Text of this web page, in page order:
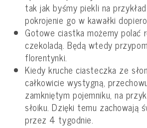
tak jak byśmy piekli na
pokrojenie go w kawałki
Gotowe ciastka możemy polać
czekoladą. Będą wtedy
florentynki.
Kiedy kruche ciasteczka ze
całkowicie wystygną,
zamkniętym pojemniku, na
słoiku. Dzięki temu zachowają
przez 4 tygodnie.